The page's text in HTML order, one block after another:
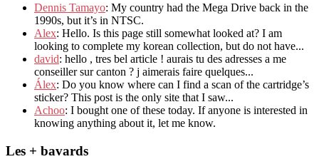
Dennis Tamayo: My country had the Mega Drive back in the
1990s, but it’s in NTSC.
Alex: Hello. Is this page still somewhat looked at? I am
looking to complete my korean collection, but do not have...
david: hello , tres bel article ! aurais tu des adresses a me
conseiller sur canton ? j aimerais faire quelques...
Álex: Do you know where can I find a scan of the cartridge’s
sticker? This post is the only site that I saw...
Achoo: I bought one of these today. If anyone is interested in
knowing anything about it, let me know.
Les + bavards